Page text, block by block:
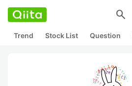
search
Trend Stock List Question